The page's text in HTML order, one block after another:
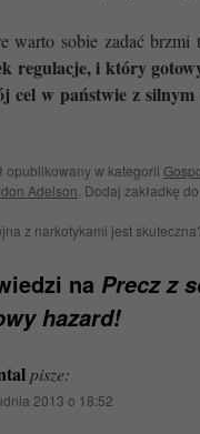
warto sobie zadać brzmi
regulacje, i który
cel w państwie z
opublikowany w kategorii
Adelson . Dodaj zakładkę do
z narkotykami jest
na Precz z
hazard!
pisze:
2013 o 18:52